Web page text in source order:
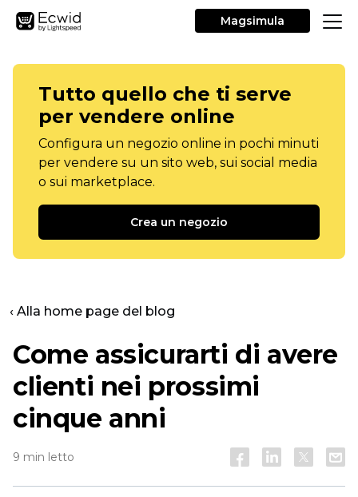
Magsimula
Tutto quello che ti serve
per vendere online
Configura un negozio online in pochi minuti
per vendere su un sito web, sui social media
o sui marketplace.
Crea un negozio
‹ Alla home page del blog
Come assicurarti di avere
clienti nei prossimi
cinque anni
9 min letto